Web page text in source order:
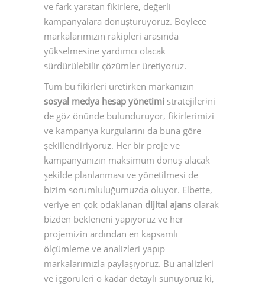
ve fark yaratan fikirlere, değerli
kampanyalara dönüştürüyoruz. Böylece
markalarımızın rakipleri arasında
yükselmesine yardımcı olacak
sürdürülebilir çözümler üretiyoruz.
Tüm bu fikirleri üretirken markanızın
sosyal medya hesap yönetimi stratejilerini
de göz önünde bulunduruyor, fikirlerimizi
ve kampanya kurgularını da buna göre
şekillendiriyoruz. Her bir proje ve
kampanyanızın maksimum dönüş alacak
şekilde planlanması ve yönetilmesi de
bizim sorumluluğumuzda oluyor. Elbette,
veriye en çok odaklanan dijital ajans olarak
bizden bekleneni yapıyoruz ve her
projemizin ardından en kapsamlı
ölçümleme ve analizleri yapıp
markalarımızla paylaşıyoruz. Bu analizleri
ve içgörüleri o kadar detaylı sunuyoruz ki,